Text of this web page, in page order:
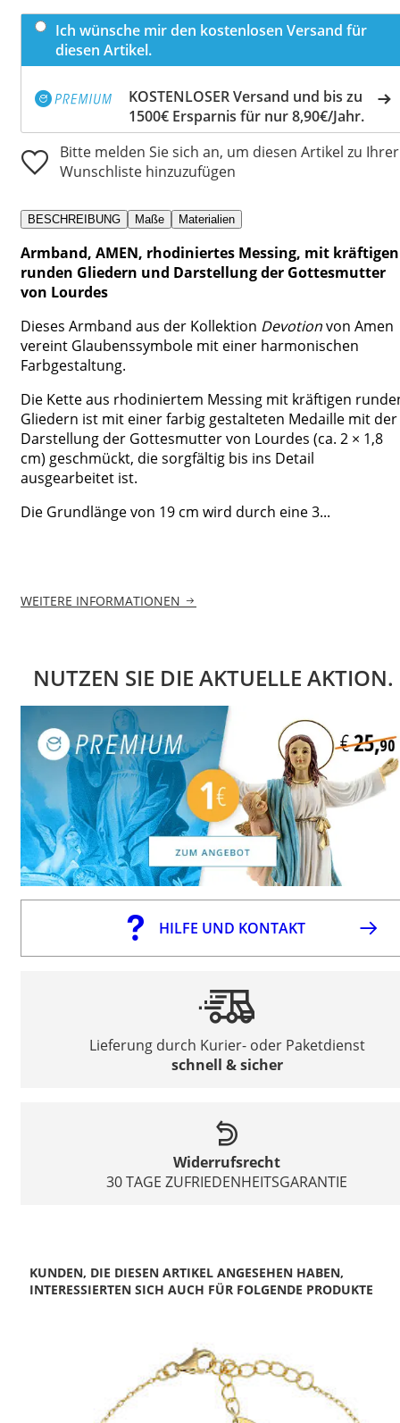
Ich wünsche mir den kostenlosen Versand für
diesen Artikel.
KOSTENLOSER Versand und bis zu
1500€ Ersparnis für nur 8,90€/Jahr.
Bitte melden Sie sich an, um diesen Artikel zu Ihrer
Wunschliste hinzuzufügen
BESCHREIBUNG Maße Materialien
Armband, AMEN, rhodiniertes Messing, mit kräftigen
runden Gliedern und Darstellung der Gottesmutter
von Lourdes
Dieses Armband aus der Kollektion Devotionvon Amen
vereint Glaubenssymbole mit einer harmonischen
Farbgestaltung.
Die Kette aus rhodiniertem Messing mit kräftigen
Gliedern ist mit einer farbig gestalteten Medaille mit der
Darstellung der Gottesmutter von Lourdes (ca. 2 × 1,8
cm) geschmückt, die sorgfältig bis ins Detail
ausgearbeitet ist.
Die Grundlänge von 19 cm wird durch eine 3...
WEITERE INFORMATIONEN
NUTZEN SIE DIE AKTUELLE AKTION.
HILFE UND KONTAKT
Lieferung durch Kurier- oder Paketdienst
schnell & sicher
Widerrufsrecht
30 TAGE ZUFRIEDENHEITSGARANTIE
KUNDEN, DIE DIESEN ARTIKEL ANGESEHEN HABEN,
INTERESSIERTEN SICH AUCH FÜR FOLGENDE PRODUKTE